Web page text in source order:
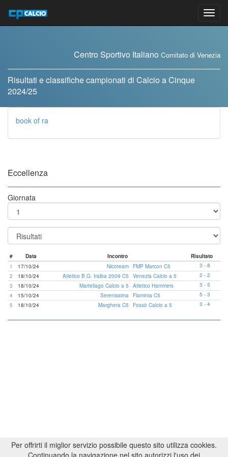
contenuto
Centro Sportivo Italiano Comitato di Venezia
Risultati e classifiche campionati di Calcio a Cinque
2024/25
book of ra
Eccellenza
Giornata
# Data Incontro
Risultato
1
17/10/24 Nicoteam FMP Marcon C5
3 - 8
2
18/10/24 Atletico B.G. Iralba 2009 C5 Venezia Calcio a 5
2 - 2
3
18/10/24 Martellago Calcio a 5 Atletico Hammers
3 - 5
4
15/10/24 Serenissima Flaminia C5
5 - 3
5
18/10/24 Marghera C5 Fossò Calcio a 5 3 - 4
Per offrirti il miglior servizio possibile questo sito utilizza cookies.
Continuando la navigazione nel sito autorizzi l'uso dei